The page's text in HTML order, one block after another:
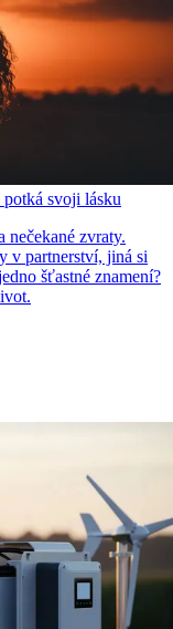
svoji lásku
nečekané zvraty.
v partnerství, jiná si
šťastné znamení?